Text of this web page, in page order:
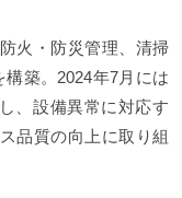
火・防災管理、清掃
築。2024年7月には
、設備異常に対応す
品質の向上に取り組